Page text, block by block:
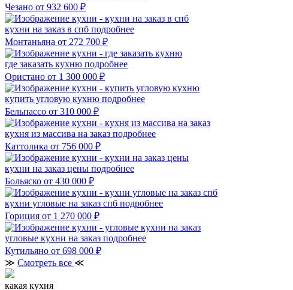
Чезано от 932 600 ₽
кухни на заказ в спб подробнее
Монтаньяна от 272 700 ₽
где заказать кухню подробнее
Ористано от 1 300 000 ₽
купить угловую кухню подробнее
Бельпассо от 310 000 ₽
кухня из массива на заказ подробнее
Каттолика от 756 000 ₽
кухни на заказ цены подробнее
Больяско от 430 000 ₽
кухни угловые на заказ спб подробнее
Гориция от 1 270 000 ₽
угловые кухни на заказ подробнее
Кутильяно от 698 000 ₽
≫ Смотреть все ≪
какая кухня